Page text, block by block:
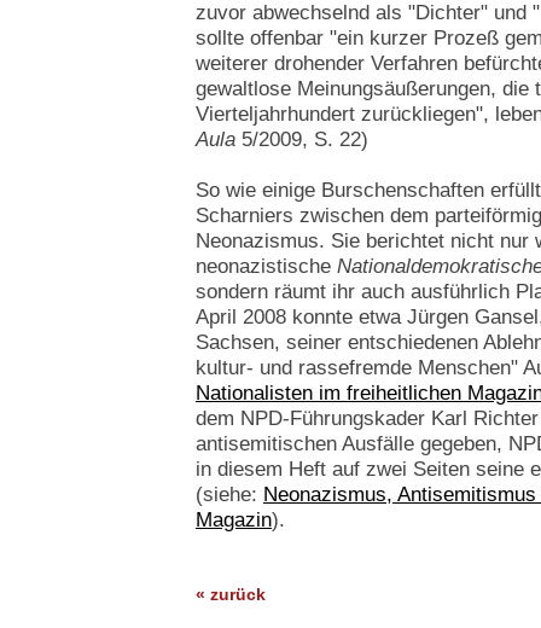
zuvor abwechselnd als "Dichter" und
sollte offenbar "ein kurzer Prozeß
weiterer drohender Verfahren
gewaltlose Meinungsäußerungen, die
Vierteljahrhundert zurückliegen",
Aula 5/2009, S. 22)
So wie einige Burschenschaften
Scharniers zwischen dem
Neonazismus. Sie berichtet nicht nur
neonazistische
sondern räumt ihr auch ausführlich
April 2008 konnte etwa Jürgen
Sachsen, seiner entschiedenen
kultur- und rassefremde Menschen"
Nationalisten im freiheitlichen
dem NPD-Führungskader Karl
antisemitischen Ausfälle gegeben,
in diesem Heft auf zwei Seiten seine
(siehe: Neonazismus,
Magazin).
« zurück